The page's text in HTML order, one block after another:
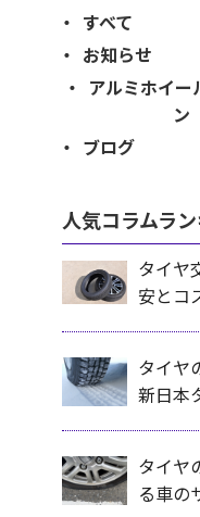
すべて
お知らせ
アルミホイー
ン
ブログ
人気コラムラ
タイヤ
安とコ
タイヤ
新日本
タイヤ
る車の